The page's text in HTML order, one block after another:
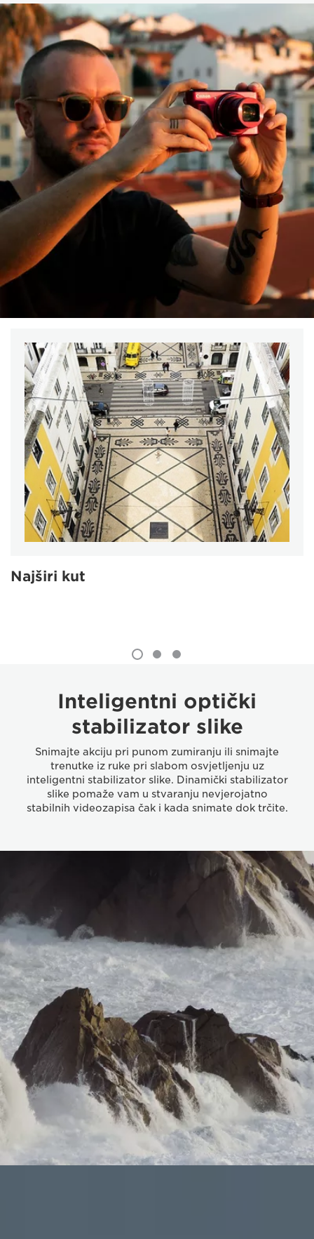
Najširi kut
Inteligentni optički
stabilizator slike
Snimajte akciju pri punom zumiranju ili snimajte
trenutke iz ruke pri slabom osvjetljenju uz
inteligentni stabilizator slike. Dinamički stabilizator
slike pomaže vam u stvaranju nevjerojatno
stabilnih videozapisa čak i kada snimate dok trčite.